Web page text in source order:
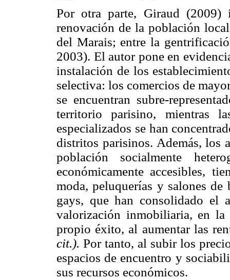
Por otra parte, Giraud (2009)
renovación de la población
del Marais; entre la
2003). El autor pone en
instalación de los
selectiva: los comercios de
se encuentran subre-
territorio parisino, mientras
especializados se han
distritos parisinos. Además, los
población socialmente
económicamente accesibles,
moda, peluquerías y salones
gays, que han consolidado el
valorización inmobiliaria, en
propio éxito, al aumentar las
cit.). Por tanto, al subir los
espacios de encuentro y
sus recursos económicos.